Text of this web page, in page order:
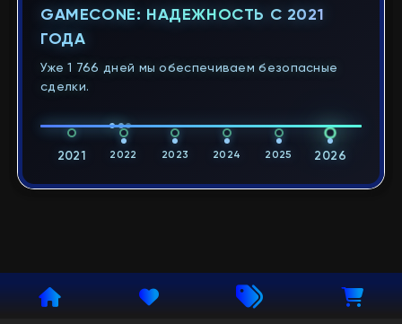
GAMECONE: НАДЕЖНОСТЬ С 2021
ГОДА
Уже 1 766 дней мы обеспечиваем безопасные
сделки.
2021 2022 2023 2024 2025 2026